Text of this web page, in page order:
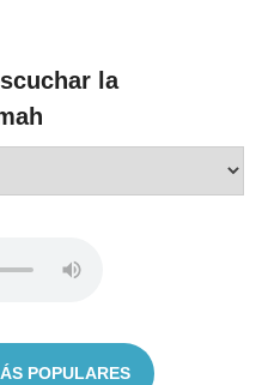
la
POPULARES